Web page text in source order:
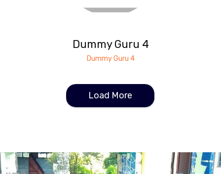
Dummy Guru 4
Dummy Guru 4
Load More